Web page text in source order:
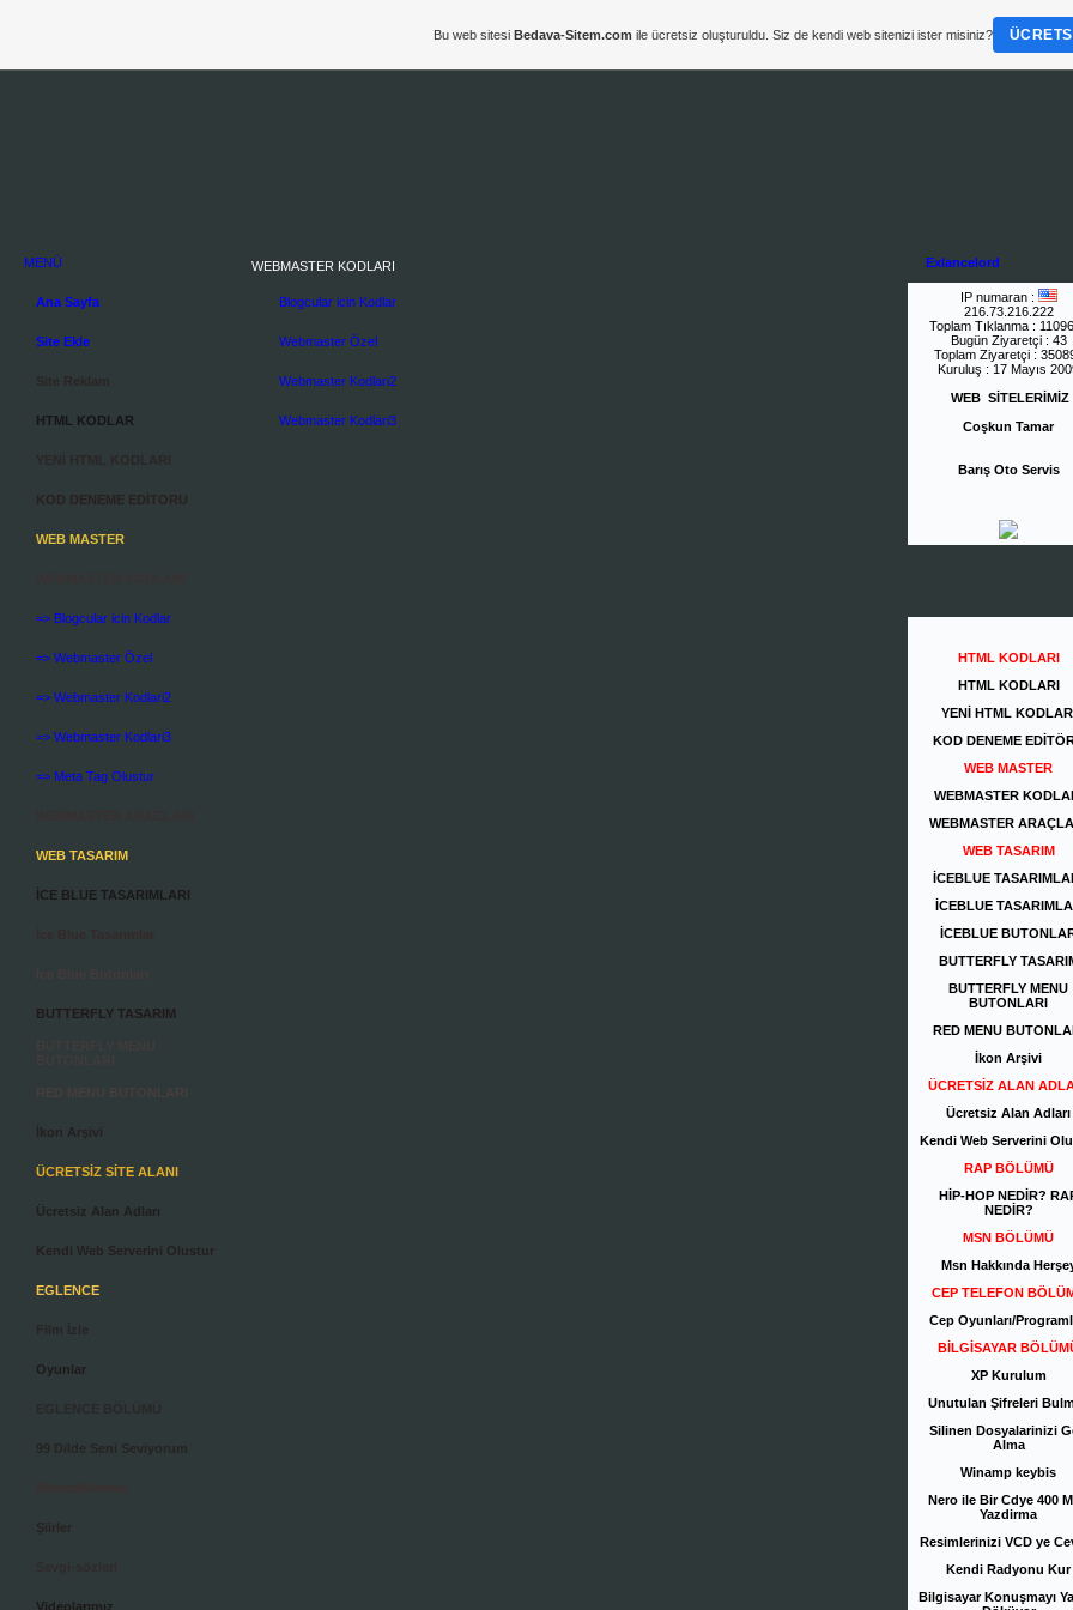
MENÜ
Ana Sayfa
Site Ekle
HTML KODLAR
KOD DENEME EDİTORU
WEB MASTER
=> Blogcular icin Kodlar
=> Webmaster Özel
=> Webmaster Kodlari2
=> Webmaster Kodlari3
=> Meta Tag Olustur
WEB TASARIM
İCE BLUE TASARIMLARI
İce Blue Butonları
BUTTERFLY TASARIM
RED MENU BUTONLARI
İkon Arşivi
ÜCRETSİZ SİTE ALANI
Ücretsiz Alan Adları
Kendi Web Serverini Olustur
EGLENCE
Oyunlar
99 Dilde Seni Seviyorum
Şiirler
Videolarımız
WEBMASTER KODLARI
Blogcular icin Kodlar
Webmaster Özel
Webmaster Kodlari2
Webmaster Kodlari3
Exlancelord
IP numaran :
216.73.216.222
Toplam Tıklanma :
Bugün Ziyaretçi : 43
Toplam Ziyaretçi :
Kuruluş : 17 Mayıs
WEB SİTELERİMİZ
Coşkun Tamar
Barış Oto Servis
HTML KODLARI
HTML KODLARI
YENİ HTML
KOD DENEME
WEB MASTER
WEBMASTER
WEBMASTER
WEB TASARIM
İCEBLUE
İCEBLUE
İCEBLUE
BUTTERFLY
BUTTERFLY MENU
BUTONLARI
RED MENU
İkon Arşivi
ÜCRETSİZ ALAN
Ücretsiz Alan Adları
Kendi Web Serverini
RAP BÖLÜMÜ
HİP-HOP NEDİR?
NEDİR?
MSN BÖLÜMÜ
Msn Hakkında
CEP TELEFON
Cep Oyunları/
BİLGİSAYAR
XP Kurulum
Unutulan Şifreleri
Silinen Dosyalarinizi
Alma
Winamp keybis
Nero ile Bir Cdye 400
Yazdirma
Resimlerinizi VCD ye
Kendi Radyonu Kur
Bilgisayar Konuşmayı
Bu web sitesi Bedava-Sitem.com ile ücretsiz oluşturuldu. Siz de kendi web sitenizi ister misiniz?